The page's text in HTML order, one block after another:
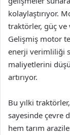
kolaylaştırıyor.
traktörler, güç
Gelişmiş motor
enerji verimliliği
maliyetlerini
artırıyor.
Bu yılki
sayesinde çevre
hem tarım